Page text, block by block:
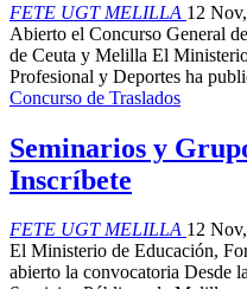
FETE UGT MELILLA 12
Abierto el Concurso General
de Ceuta y Melilla El
Profesional y Deportes ha
Concurso de Traslados
Seminarios y
Inscríbete
FETE UGT MELILLA 12
El Ministerio de Educación,
abierto la convocatoria Desde